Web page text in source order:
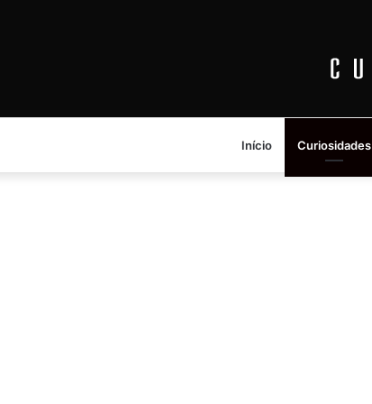
Início Curiosidades